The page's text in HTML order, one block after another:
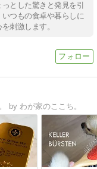
とした驚きと発見を引
つもの食卓や暮らしに
刺激します。
by わが家のここち。